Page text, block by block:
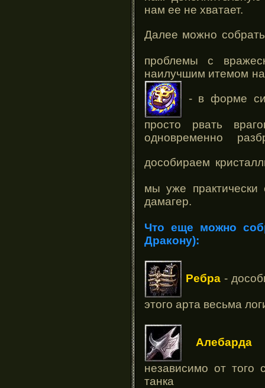
нам ее не хватает.
Далее можно
проблемы с
наилучшим итемом
- в форме
просто рвать
одновременно
дособираем
мы уже практически
дамагер.
Что еще можно
Дракону):
Ребра-
этого арта весьма
Алебарда
независимо от
танка